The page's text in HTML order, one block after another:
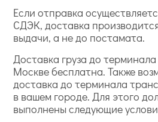
Если отправка
СДЭК, доставка
выдачи, а не до постамата.
Доставка груза до
Москве бесплатна. Также
доставка до терминала
в вашем городе. Для этого
выполнены следующие